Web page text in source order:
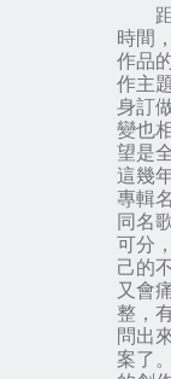
距
時間
作品
作主
身訂
變也
望是
這幾
專輯
同名
可分
己的
又會
整，
問出
案了